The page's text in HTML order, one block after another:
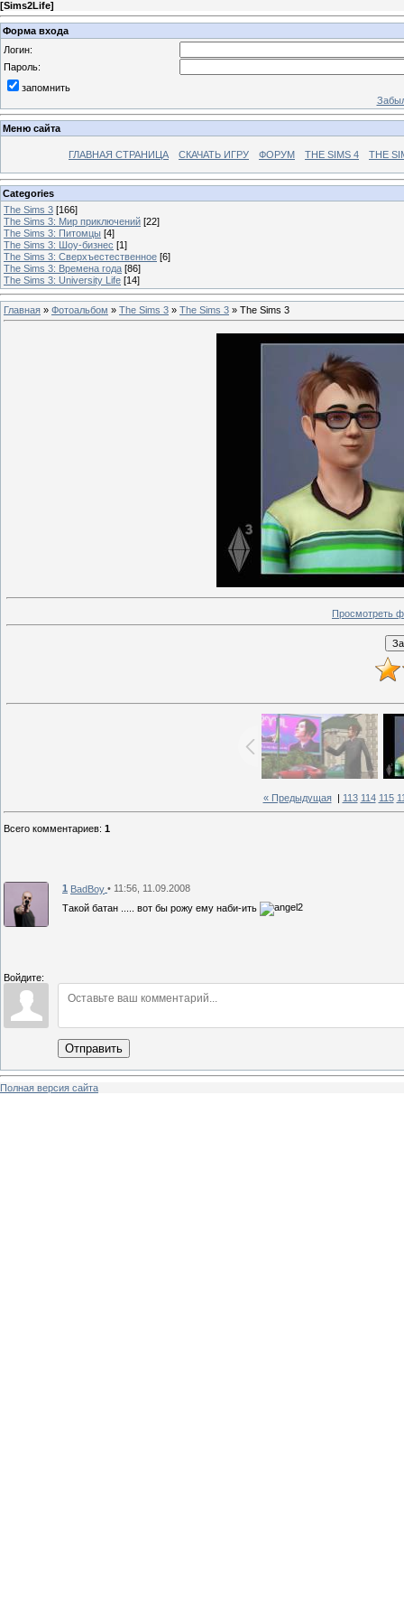
[Sims2Life]
Форма входа
Логин:
Пароль:
запомнить
Меню сайта
ГЛАВНАЯ СТРАНИЦА СКАЧАТЬ ИГРУ ФОРУМ THE SIMS 4 THE
Categories
The Sims 3 [166]
The Sims 3: Мир приключений [22]
The Sims 3: Питомцы [4]
The Sims 3: Шоу-бизнес [1]
The Sims 3: Сверхъестественное [6]
The Sims 3: Времена года [86]
The Sims 3: University Life [14]
Главная » Фотоальбом » The Sims 3 » The Sims 3 » The Sims 3
Просмотреть
« Предыдущая| 113 114 115
Всего комментариев: 1
1 BadBoy • 11:56, 11.09.2008
Такой батан ..... вот бы рожу ему наби-ить
Войдите:
Отправить
Полная версия сайта